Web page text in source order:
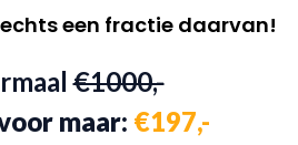
een fractie daarvan!
€1000,-
maar: €197,-